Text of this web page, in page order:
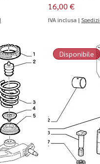
Prezzo
16,00 €
IVA inclusa |
Disponibile